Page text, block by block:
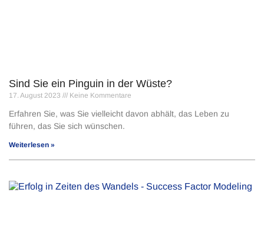
Sind Sie ein Pinguin in der Wüste?
17. August 2023 Keine Kommentare
Erfahren Sie, was Sie vielleicht davon abhält, das Leben zu
führen, das Sie sich wünschen.
Weiterlesen »